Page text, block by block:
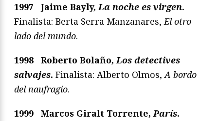
1997 Jaime Bayly, La noche es virgen.
Finalista: Berta Serra Manzanares, El otro
lado del mundo.
1998 Roberto Bolaño, Los detectives
salvajes. Finalista: Alberto Olmos, A bordo
del naufragio.
1999 Marcos Giralt Torrente, París.